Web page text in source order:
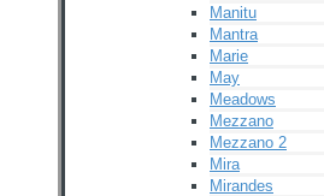
Manitu
Mantra
Marie
May
Meadows
Mezzano
Mezzano 2
Mira
Mirandes